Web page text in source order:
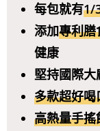
每包就有1/
添加專利膳
健康
堅持國際大
多款超好
高熱量手